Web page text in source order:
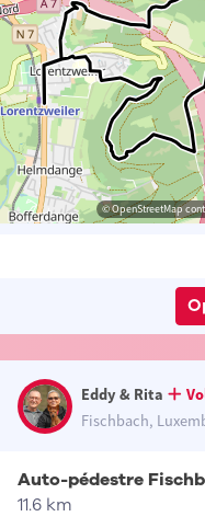
© OpenStreetMap
Eddy & Rita
Fischbach,
Auto-pédestre
11.6 km